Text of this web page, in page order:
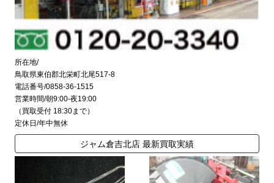
所在地/
鳥取県東伯郡北栄町北尾517-8
電話番号/0858-36-1515
営業時間/朝9:00-夜19:00
（買取受付 18:30まで）
定休日/年中無休
ジャム倉吉北店 最新買取実績